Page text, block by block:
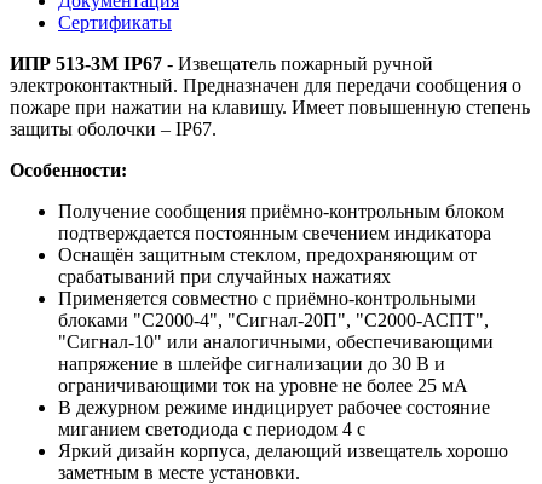
Сертификаты
ИПР 513-3М IP67 - Извещатель пожарный ручной
электроконтактный. Предназначен для передачи сообщения о
пожаре при нажатии на клавишу. Имеет повышенную степень
защиты оболочки – IP67.
Особенности:
Получение сообщения приёмно-контрольным блоком
подтверждается постоянным свечением индикатора
Оснащён защитным стеклом, предохраняющим от
срабатываний при случайных нажатиях
Применяется совместно с приёмно-контрольными
блоками "С2000-4", "Сигнал-20П", "С2000-АСПТ",
"Сигнал-10" или аналогичными, обеспечивающими
напряжение в шлейфе сигнализации до 30 В и
ограничивающими ток на уровне не более 25 мА
В дежурном режиме индицирует рабочее состояние
миганием светодиода с периодом 4 с
Яркий дизайн корпуса, делающий извещатель хорошо
заметным в месте установки.